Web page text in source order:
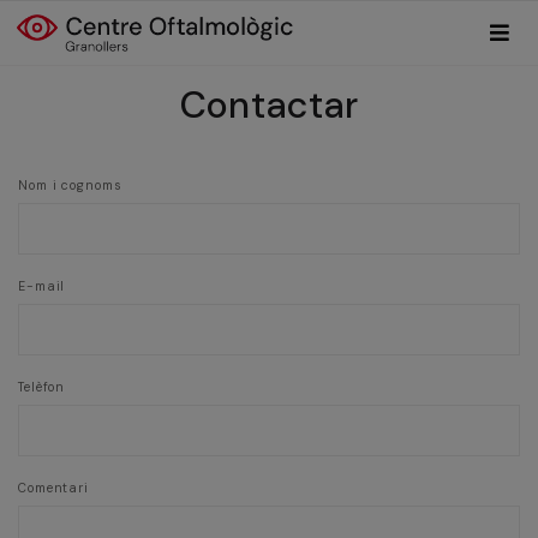
Contactar
Nom i cognoms
E-mail
Telèfon
Comentari